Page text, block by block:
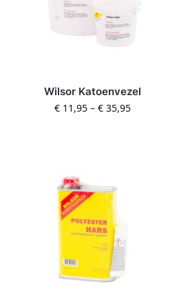
Wilsor Katoenvezel
€11,95– €35,95